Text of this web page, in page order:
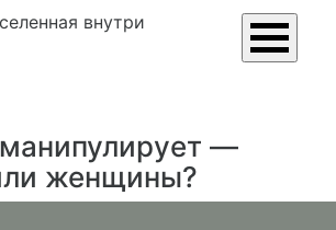
внутри
—
женщины?